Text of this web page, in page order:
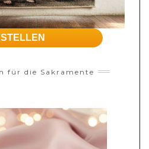
für die Sakramente